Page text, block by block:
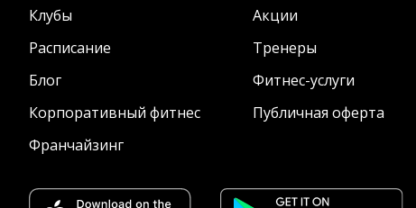
Клубы Акции
Расписание
Тренеры
Блог
Фитнес-услуги
Корпоративный фитнес
Публичная оферта
Франчайзинг